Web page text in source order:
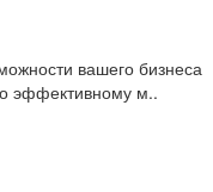
вашего бизнеса
эффективному м..